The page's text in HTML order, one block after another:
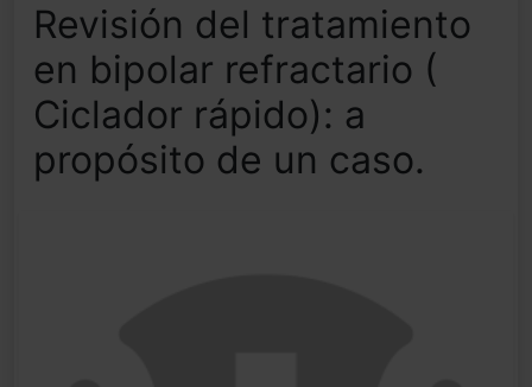
Revisión del tratamiento
en bipolar refractario (
Ciclador rápido): a
propósito de un caso.